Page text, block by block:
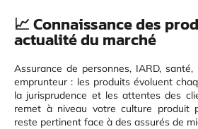
📈 Connaissance des
actualité du marché
Assurance de personnes, IARD, santé,
emprunteur : les produits évoluent
la jurisprudence et les attentes des
remet à niveau votre culture produit
reste pertinent face à des assurés de